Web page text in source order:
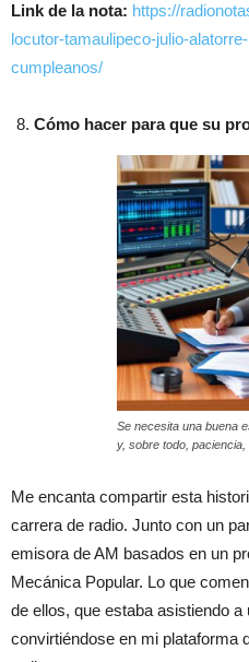
Link de la nota: https://
locutor-tamaulipeco-julio-
cumpleanos/
Cómo hacer para que su
Se necesita una buena
y, sobre todo,
Me encanta compartir esta
carrera de radio. Junto con un
emisora de AM basados en un
Mecánica Popular. Lo que
de ellos, que estaba asistiendo
convirtiéndose en mi plataforma